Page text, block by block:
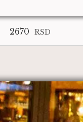
2670 RSD